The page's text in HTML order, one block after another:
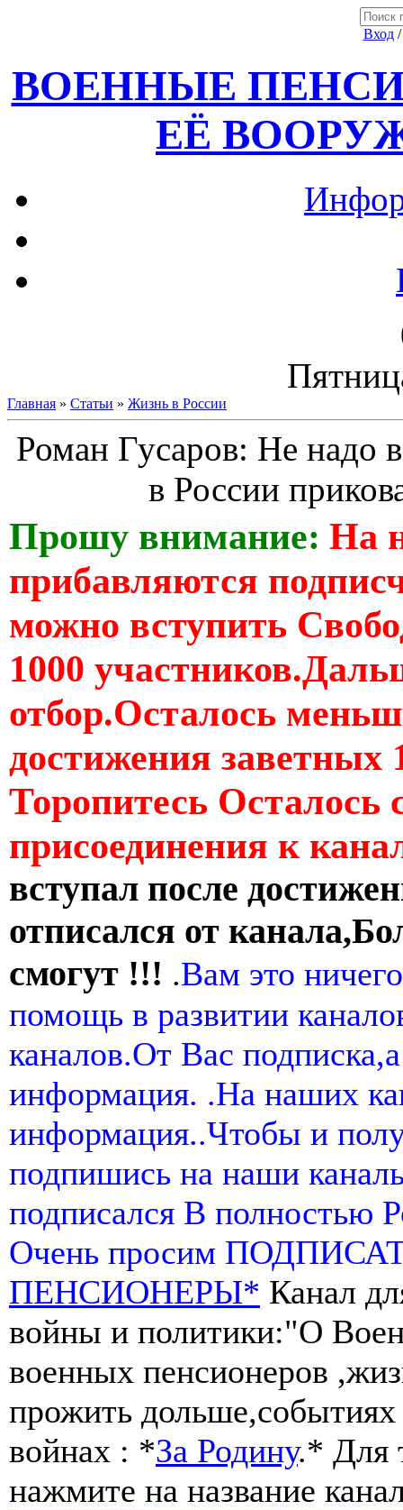
Вход
ВОЕННЫЕ
ЕЁ
Главная » Статьи » Жизнь в России
Роман Гусаров: Не надо
в России
Прошу внимание: На
прибавляются
можно вступить
1000
отбор.Осталось
достижения заветных
Торопитесь Осталось
присоединения к
вступал после
отписался от
смогут !!! .Вам это
помощь в развитии
каналов.От Вас
информация. .На наших
информация..Чтобы и
подпишись на наши
подписался В полностью
Очень просим
ПЕНСИОНЕРЫ* Канал
войны и политики:"О
военных пенсионеров
прожить
войнах : *За Родину.* Для
нажмите на название